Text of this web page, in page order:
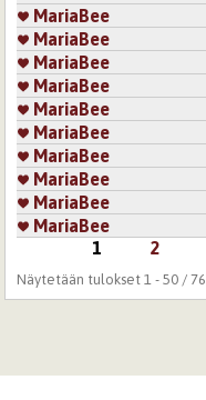
MariaBee
MariaBee
MariaBee
MariaBee
MariaBee
MariaBee
MariaBee
MariaBee
MariaBee
MariaBee
1 2
Näytetään tulokset 1 - 50 / 76